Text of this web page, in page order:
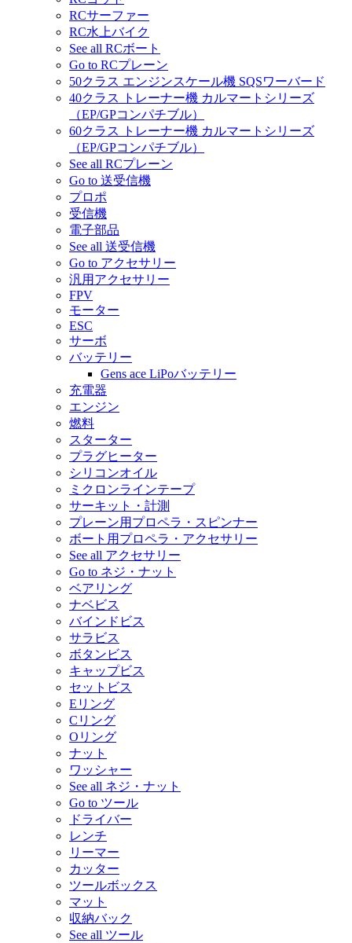
RCサーファー
RC水上バイク
See all RCボート
Go to RCプレーン
50クラス エンジンスケール機 SQSワーバード
40クラス トレーナー機 カルマートシリーズ
（EP/GPコンパチブル）
60クラス トレーナー機 カルマートシリーズ
（EP/GPコンパチブル）
See all RCプレーン
Go to 送受信機
プロポ
受信機
電子部品
See all 送受信機
Go to アクセサリー
汎用アクセサリー
FPV
モーター
ESC
サーボ
バッテリー
Gens ace LiPoバッテリー
充電器
エンジン
燃料
スターター
プラグヒーター
シリコンオイル
ミクロンラインテープ
サーキット・計測
プレーン用プロペラ・スピンナー
ボート用プロペラ・アクセサリー
See all アクセサリー
Go to ネジ・ナット
ベアリング
ナベビス
バインドビス
サラビス
ボタンビス
キャップビス
セットビス
Eリング
Cリング
Oリング
ナット
ワッシャー
See all ネジ・ナット
Go to ツール
ドライバー
レンチ
リーマー
カッター
ツールボックス
マット
収納バック
See all ツール